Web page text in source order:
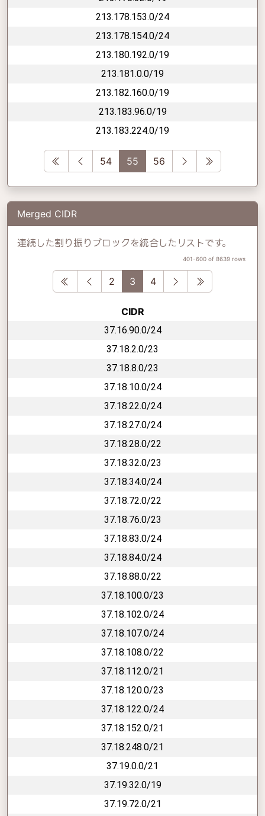
213.178.153.0/24
213.178.154.0/24
213.180.192.0/19
213.181.0.0/19
213.182.160.0/19
213.183.96.0/19
213.183.224.0/19
First Previous
54 55 56 Next
Merged CIDR
連続した割り振りブロックを統合したリストです。
401-600 of 8639 rows
First Previous
2 3 4 Next
CIDR
37.16.90.0/24
37.18.2.0/23
37.18.8.0/23
37.18.10.0/24
37.18.22.0/24
37.18.27.0/24
37.18.28.0/22
37.18.32.0/23
37.18.34.0/24
37.18.72.0/22
37.18.76.0/23
37.18.83.0/24
37.18.84.0/24
37.18.88.0/22
37.18.100.0/23
37.18.102.0/24
37.18.107.0/24
37.18.108.0/22
37.18.112.0/21
37.18.120.0/23
37.18.122.0/24
37.18.152.0/21
37.18.248.0/21
37.19.0.0/21
37.19.32.0/19
37.19.72.0/21